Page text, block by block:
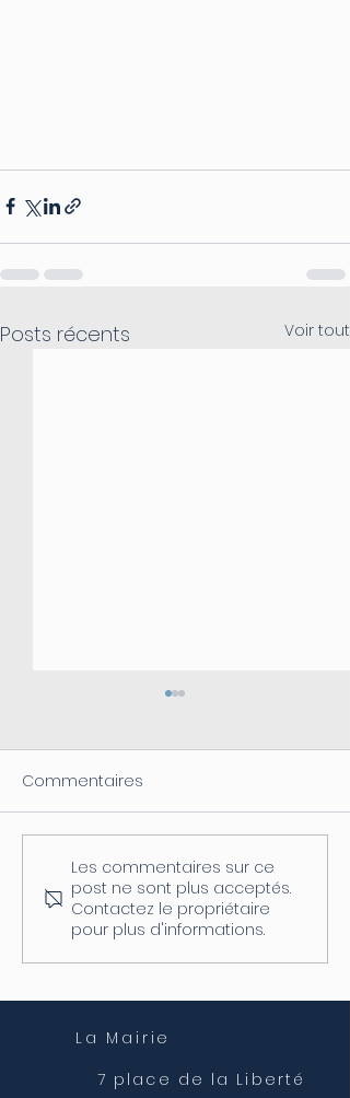
Posts récents Voir tout
Coupure d'électricité le
04/08
Commentaires
Les commentaires sur ce
post ne sont plus acceptés.
Contactez le propriétaire
pour plus d'informations.
La Mairie
7 place de la Liberté